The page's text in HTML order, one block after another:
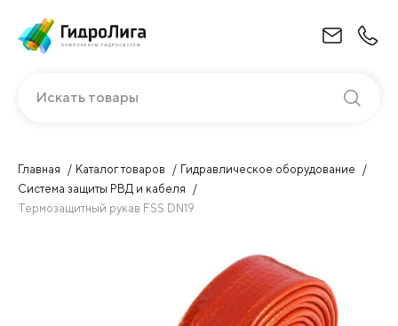
Искать товары
Главная Каталог товаров
Гидравлическое оборудование
Система защиты РВД и кабеля
Термозащитный рукав FSS DN19